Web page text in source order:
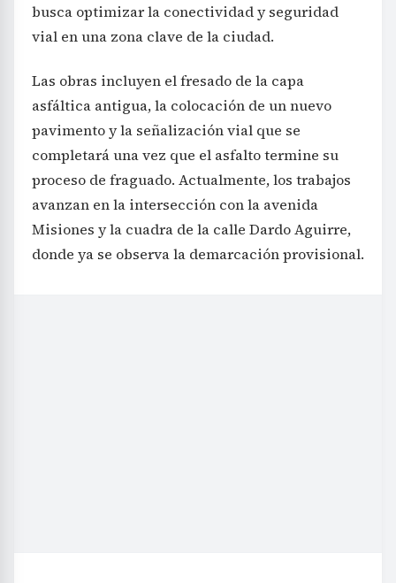
busca optimizar la conectividad y seguridad
vial en una zona clave de la ciudad.
Las obras incluyen el fresado de la capa
asfáltica antigua, la colocación de un nuevo
pavimento y la señalización vial que se
completará una vez que el asfalto termine su
proceso de fraguado. Actualmente, los trabajos
avanzan en la intersección con la avenida
Misiones y la cuadra de la calle Dardo Aguirre,
donde ya se observa la demarcación provisional.